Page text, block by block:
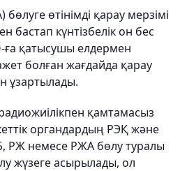
өтінімді қарау мерзімі
бастап күнтізбелік он бес
қатысушы елдермен
болған жағдайда қарау
ұзартылады.
қамтамасыз
органдардың РЭҚ және
РЖ немесе РЖА бөлу туралы
жүзеге асырылады, ол